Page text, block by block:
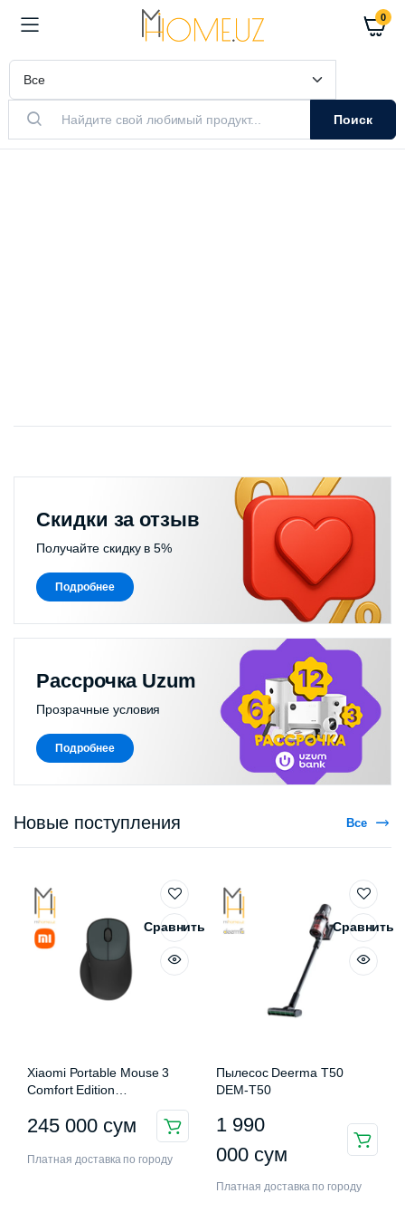
0
Поиск
Скидки за отзыв
Получайте скидку в 5%
Подробнее
Рассрочка Uzum
Прозрачные условия
Подробнее
Новые поступления Все
Сравнить
Xiaomi Portable Mouse 3
Comfort Edition
245 000 сум
Платная доставка по городу
Сравнить
Пылесос Deerma T50
DEM-T50
1 990
000 сум
Платная доставка по городу